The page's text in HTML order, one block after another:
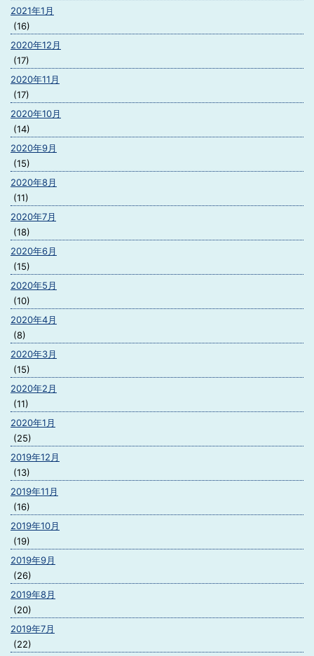
2021年1月
(16)
2020年12月
(17)
2020年11月
(17)
2020年10月
(14)
2020年9月
(15)
2020年8月
(11)
2020年7月
(18)
2020年6月
(15)
2020年5月
(10)
2020年4月
(8)
2020年3月
(15)
2020年2月
(11)
2020年1月
(25)
2019年12月
(13)
2019年11月
(16)
2019年10月
(19)
2019年9月
(26)
2019年8月
(20)
2019年7月
(22)